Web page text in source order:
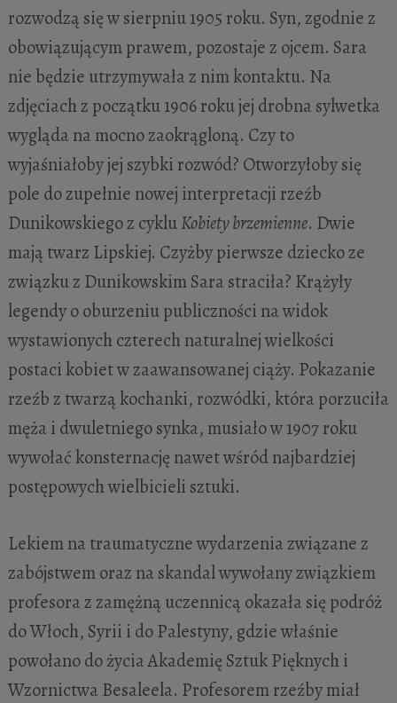
rozwodzą się w sierpniu 1905 roku. Syn, zgodnie z
obowiązującym prawem, pozostaje z ojcem. Sara
nie będzie utrzymywała z nim kontaktu. Na
zdjęciach z początku 1906 roku jej drobna sylwetka
wygląda na mocno zaokrągloną. Czy to
wyjaśniałoby jej szybki rozwód? Otworzyłoby się
pole do zupełnie nowej interpretacji rzeźb
Dunikowskiego z cykluKobiety brzemienne. Dwie
mają twarz Lipskiej. Czyżby pierwsze dziecko ze
związku z Dunikowskim Sara straciła? Krążyły
legendy o oburzeniu publiczności na widok
wystawionych czterech naturalnej wielkości
postaci kobiet w zaawansowanej ciąży. Pokazanie
rzeźb z twarzą kochanki, rozwódki, która porzuciła
męża i dwuletniego synka, musiało w 1907 roku
wywołać konsternację nawet wśród najbardziej
postępowych wielbicieli sztuki.
Lekiem na traumatyczne wydarzenia związane z
zabójstwem oraz na skandal wywołany związkiem
profesora z zamężną uczennicą okazała się podróż
do Włoch, Syrii i do Palestyny, gdzie właśnie
powołano do życia Akademię Sztuk Pięknych i
Wzornictwa Besaleela. Profesorem rzeźby miał